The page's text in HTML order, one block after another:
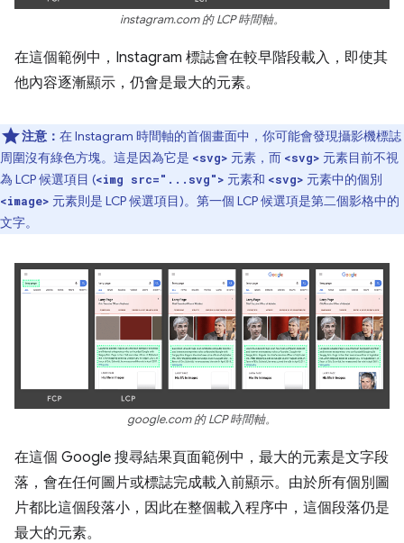
instagram.com 的 LCP 時間軸。
在這個範例中，Instagram 標誌會在較早階段載入，即使其
他內容逐漸顯示，仍會是最大的元素。
注意： 在 Instagram 時間軸的首個畫面中，你可能會發現攝影機標誌
周圍沒有綠色方塊。這是因為它是 <svg> 元素，而 <svg> 元素目前不視
為 LCP 候選項目 (<img src="...svg"> 元素和 <svg> 元素中的個別
<image> 元素則是 LCP 候選項目)。第一個 LCP 候選項是第二個影格中的
文字。
google.com 的 LCP 時間軸。
在這個 Google 搜尋結果頁面範例中，最大的元素是文字段
落，會在任何圖片或標誌完成載入前顯示。由於所有個別圖
片都比這個段落小，因此在整個載入程序中，這個段落仍是
最大的元素。